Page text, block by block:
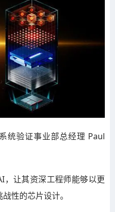
统验证事业部总经理 Paul
，让其资深工程师能够以更
性的芯片设计。